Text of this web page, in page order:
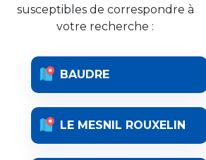
susceptibles de correspondre à
votre recherche :
BAUDRE
LE MESNIL ROUXELIN